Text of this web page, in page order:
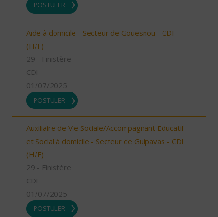
POSTULER
Aide à domicile - Secteur de Gouesnou - CDI
(H/F)
29 - Finistère
CDI
01/07/2025
POSTULER
Auxiliaire de Vie Sociale/Accompagnant Educatif
et Social à domicile - Secteur de Guipavas - CDI
(H/F)
29 - Finistère
CDI
01/07/2025
POSTULER